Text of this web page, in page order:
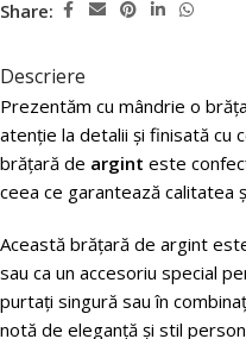
Share:
Descriere
Prezentăm cu mândrie o
atenție la detalii și finisată cu
brățară de argint este
ceea ce garantează calitatea
Această brățară de argint
sau ca un accesoriu special
purtați singură sau în
notă de eleganță și stil